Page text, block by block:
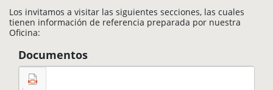
Los invitamos a visitar las siguientes secciones, las cuales
tienen información de referencia preparada por nuestra
Oficina:
Documentos
TIPO